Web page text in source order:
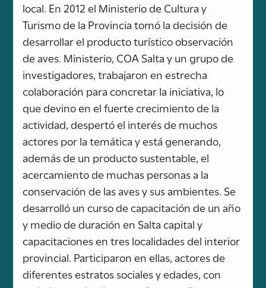
local. En 2012 el Ministerio de Cultura y
Turismo de la Provincia tomó la decisión de
desarrollar el producto turístico observación
de aves. Ministerio, COA Salta y un grupo de
investigadores, trabajaron en estrecha
colaboración para concretar la iniciativa, lo
que devino en el fuerte crecimiento de la
actividad, despertó el interés de muchos
actores por la temática y está generando,
además de un producto sustentable, el
acercamiento de muchas personas a la
conservación de las aves y sus ambientes. Se
desarrolló un curso de capacitación de un año
y medio de duración en Salta capital y
capacitaciones en tres localidades del interior
provincial. Participaron en ellas, actores de
diferentes estratos sociales y edades, con